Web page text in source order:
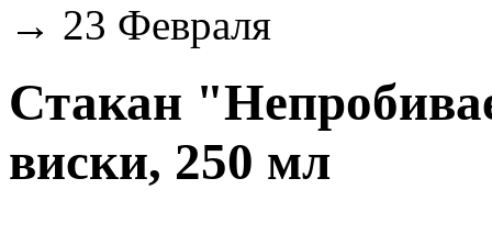
→ 23 Февраля
Стакан
виски, 250 мл